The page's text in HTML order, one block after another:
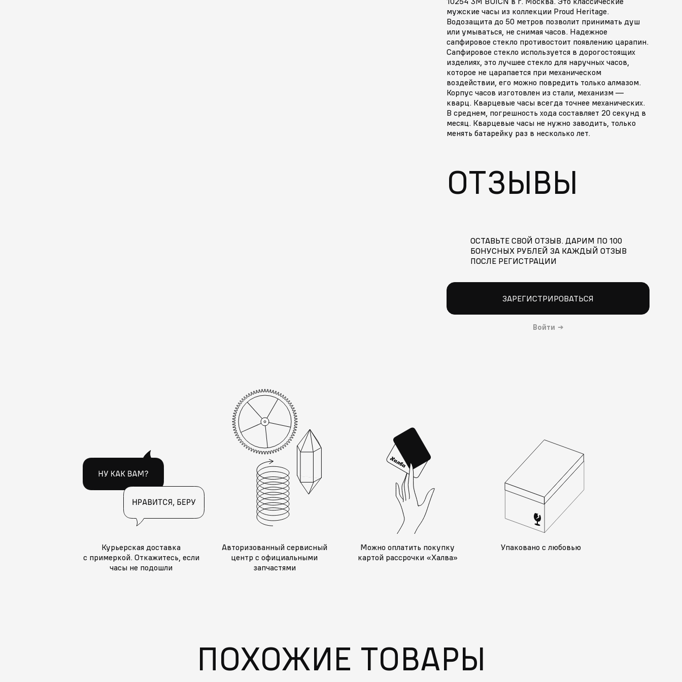
мужские часы из коллекции Proud Heritage.
Водозащита до 50 метров позволит принимать душ
или умываться, не снимая часов. Надежное
сапфировое стекло противостоит появлению царапин.
Сапфировое стекло используется в дорогостоящих
изделиях, это лучшее стекло для наручных часов,
которое не царапается при механическом
воздействии, его можно повредить только алмазом.
Корпус часов изготовлен из стали, механизм —
кварц. Кварцевые часы всегда точнее механических.
В среднем, погрешность хода составляет 20 секунд в
месяц. Кварцевые часы не нужно заводить, только
менять батарейку раз в несколько лет.
ОТЗЫВЫ
ОСТАВЬТЕ СВОЙ ОТЗЫВ. ДАРИМ ПО 100
БОНУСНЫХ РУБЛЕЙ ЗА КАЖДЫЙ ОТЗЫВ
ПОСЛЕ РЕГИСТРАЦИИ
ЗАРЕГИСТРИРОВАТЬСЯ
Войти →
Курьерская доставка
с примеркой. Откажитесь, если
часы не подошли
Авторизованный сервисный
центр с официальными
запчастями
Можно оплатить покупку
картой рассрочки «Халва»
Упаковано с любовью
ПОХОЖИЕ ТОВАРЫ